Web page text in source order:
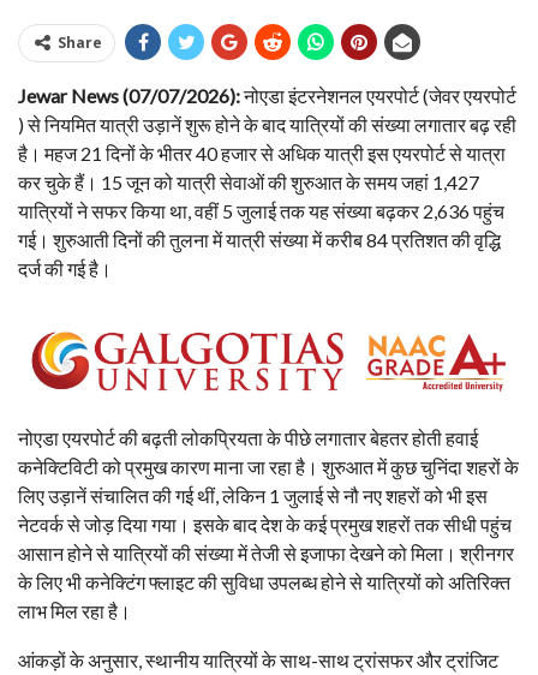
Share
Jewar News (07/07/2026):नोएडा इंटरनेशनल एयरपोर्ट (जेवर एयरपोर्ट
) से नियमित यात्री उड़ानें शुरू होने के बाद यात्रियों की संख्या लगातार बढ़ रही
है। महज 21 दिनों के भीतर 40 हजार से अधिक यात्री इस एयरपोर्ट से यात्रा
कर चुके हैं। 15 जून को यात्री सेवाओं की शुरुआत के समय जहां 1,427
यात्रियों ने सफर किया था, वहीं 5 जुलाई तक यह संख्या बढ़कर 2,636 पहुंच
गई। शुरुआती दिनों की तुलना में यात्री संख्या में करीब 84 प्रतिशत की वृद्धि
दर्ज की गई है।
नोएडा एयरपोर्ट की बढ़ती लोकप्रियता के पीछे लगातार बेहतर होती हवाई
कनेक्टिविटी को प्रमुख कारण माना जा रहा है। शुरुआत में कुछ चुनिंदा शहरों के
लिए उड़ानें संचालित की गई थीं, लेकिन 1 जुलाई से नौ नए शहरों को भी इस
नेटवर्क से जोड़ दिया गया। इसके बाद देश के कई प्रमुख शहरों तक सीधी पहुंच
आसान होने से यात्रियों की संख्या में तेजी से इजाफा देखने को मिला। श्रीनगर
के लिए भी कनेक्टिंग फ्लाइट की सुविधा उपलब्ध होने से यात्रियों को अतिरिक्त
लाभ मिल रहा है।
आंकड़ों के अनुसार, स्थानीय यात्रियों के साथ-साथ ट्रांसफर और ट्रांजिट